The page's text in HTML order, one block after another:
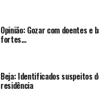
Opinião: Gozar com doentes e
fortes…
Beja: Identificados suspeitos
residência